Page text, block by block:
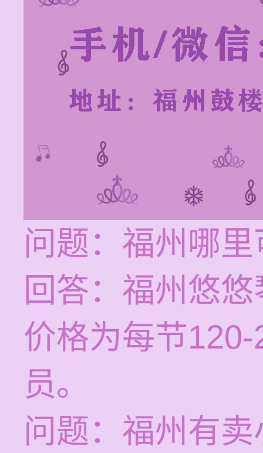
问题：福州哪
回答：福州悠
价格为每节
员。
问题：福州有